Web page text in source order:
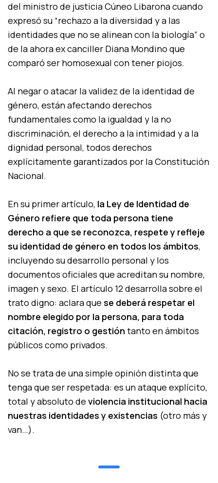
del ministro de justicia Cúneo Libarona cuando
expresó su “rechazo a la diversidad y a las
identidades que no se alinean con la biología” o
de la ahora ex canciller Diana Mondino que
comparó ser homosexual con tener piojos.
Al negar o atacar la validez de la identidad de
género, están afectando derechos
fundamentales como la igualdad y la no
discriminación, el derecho a la intimidad y a la
dignidad personal, todos derechos
explícitamente garantizados por la Constitución
Nacional.
En su primer artículo, la Ley de Identidad de
Género refiere que toda persona tiene
derecho a que se reconozca, respete y refleje
su identidad de género en todos los ámbitos,
incluyendo su desarrollo personal y los
documentos oficiales que acreditan su nombre,
imagen y sexo. El artículo 12 desarrolla sobre el
trato digno: aclara que se deberá respetar el
nombre elegido por la persona, para toda
citación, registro o gestión tanto en ámbitos
públicos como privados.
No se trata de una simple opinión distinta que
tenga que ser respetada: es un ataque explícito,
total y absoluto de violencia institucional hacia
nuestras identidades y existencias (otro más y
van…).